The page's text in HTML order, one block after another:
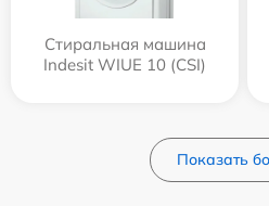
Стиральная машина
Indesit WIUE 10 (CSI)
Показать